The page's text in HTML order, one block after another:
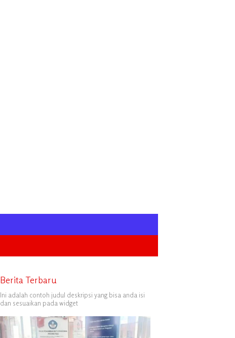
Berita Terbaru
Ini adalah contoh judul deskripsi yang bisa anda isi
dan sesuaikan pada widget